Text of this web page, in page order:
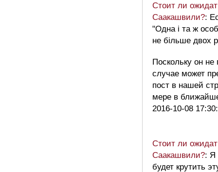
Стоит ли
Саакашвили?:
"Одна і та ж
не більше двох
Поскольку он
случае может
пост в нашей
мере в
2016-10-08
Стоит ли
Саакашвили?: Я
будет крутить